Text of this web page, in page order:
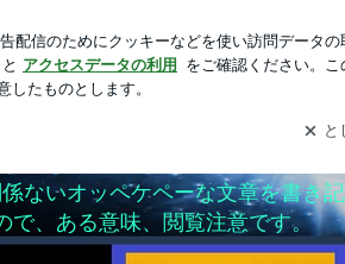
ログイン
ないオッペケペーな文章を書き
で、ある意味、閲覧注意です。